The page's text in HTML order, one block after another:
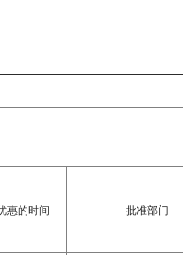
惠的时间 批准部门